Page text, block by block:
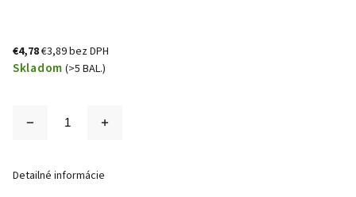
€4,78€3,89 bez DPH
Skladom (>5 BAL.)
Detailné informácie